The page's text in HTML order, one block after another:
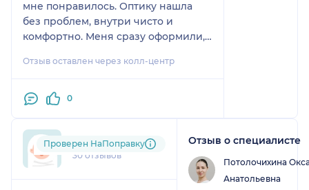
мне понравилось. Оптику нашла
без проблем, внутри чисто и
комфортно. Меня сразу оформили,
это было не критично.
Отзыв оставлен через колл-центр
0
Дарья
30 отзывов
Проверен НаПоправку Отзыв о специалисте
Потолочихина
Анатольевна